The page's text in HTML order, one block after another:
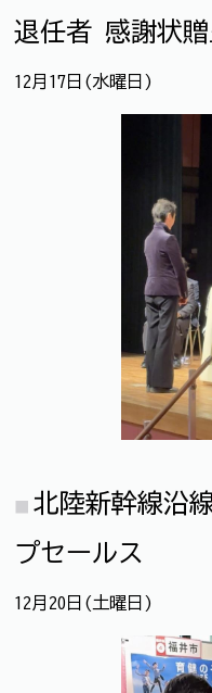
退任者 感謝状
12月17日(水曜日)
北陸新幹線沿
プセールス
12月20日(土曜日)